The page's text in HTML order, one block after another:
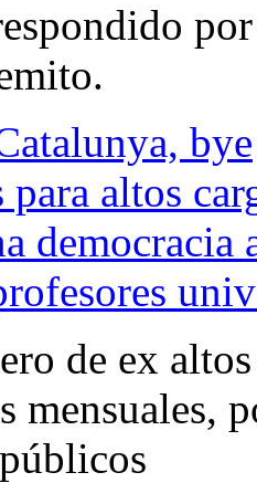
bye
altos
democracia
de ex
mensuales,